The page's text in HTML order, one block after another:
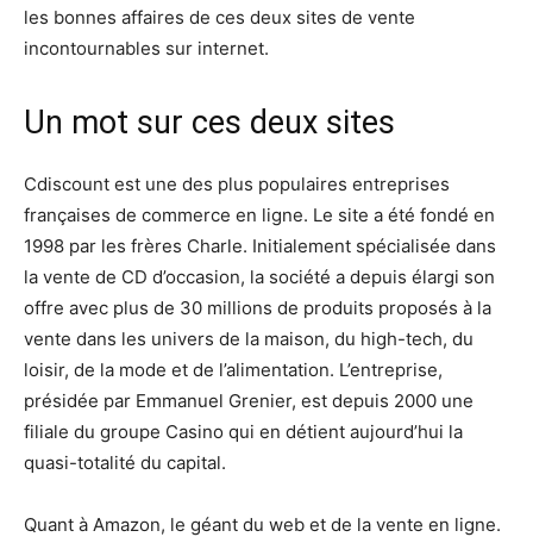
les bonnes affaires de ces deux sites de vente
incontournables sur internet.
Un mot sur ces deux sites
Cdiscount est une des plus populaires entreprises
françaises de commerce en ligne. Le site a été fondé en
1998 par les frères Charle. Initialement spécialisée dans
la vente de CD d’occasion, la société a depuis élargi son
offre avec plus de 30 millions de produits proposés à la
vente dans les univers de la maison, du high-tech, du
loisir, de la mode et de l’alimentation. L’entreprise,
présidée par Emmanuel Grenier, est depuis 2000 une
filiale du groupe Casino qui en détient aujourd’hui la
quasi-totalité du capital.
Quant à Amazon, le géant du web et de la vente en ligne.